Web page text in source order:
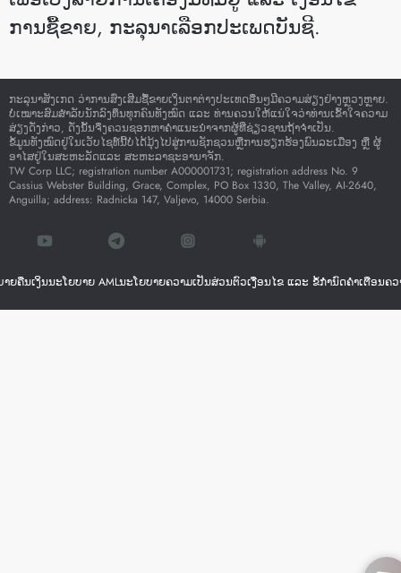
ການຊື້ຂາຍ, ກະລຸນາເລືອກປະເພດບັນຊີ.
ກະລຸນາສັງເກດ ວ່າການສົ່ງເສີມຊື້ຂາຍເງິນຕາຕ່າງປະເທດອື່ນໆມີຄວາມສ່ຽງຢ່າງຫຼວງຫຼາຍ.
ບໍ່ເໝາະສົມສໍາລັບນັກລົງທຶນທຸກຄົນທັງໝົດ ແລະ ທ່ານຄວນໃຫ້ແນ່ໃຈວ່າທ່ານເຂົ້າໃຈຄວາມ
ສ່ຽງດັ່ງກ່າວ, ດັ່ງນັ້ນຈຶ່ງຄວນຊອກຫາຄໍາແນະນໍາຈາກຜູ້ທີ່ຊ່ຽວຊານຖ້າຈໍາເປັນ.
ຂໍ້ມູນທັງໝົດຢູ່ໃນເວັບໄຊທ໌ນີ້ບໍ່ໄດ້ມຸ້ງໄປສູ່ການຊັກຊວນຫຼືການຮຽກຮ້ອງພົນລະເມືອງ ຫຼື ຜູ້
ອາໄສຢູ່ໃນສະຫະລັດແລະ ສະຫະລາຊະອານາຈັກ.
TW Corp LLC; registration number A000001731; registration address No. 9
Cassius Webster Building, Grace, Complex, PO Box 1330, The Valley, AI-2640,
Anguilla; address: Radnicka 147, Valjevo, 14000 Serbia.
ຍຄືນເງິນນະໂຍບາຍ AMLນະໂຍບາຍຄວາມເປັນສ່ວນຕົວເງື່ອນໄຂ ແລະ ຂໍ້ກຳນົດຄຳເຕືອນຄ